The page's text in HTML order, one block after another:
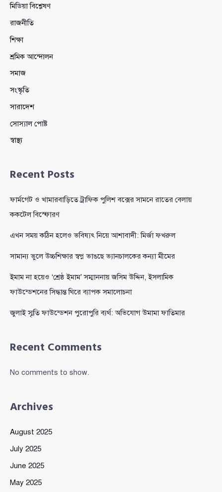
মিডিয়া বিশ্লেষণ
রাজনীতি
শিক্ষা
শ্রমিক আন্দোলন
সমাজ
সংস্কৃতি
সারাদেশ
সোস্যাল পোষ্ট
স্বাস্থ্য
Recent Posts
ফার্মগেট ও খামারবাড়িতে ট্রাফিক পুলিশ বক্সের সামনে রাতের বেলায়
ককটেল বিস্ফোরণ
এখন সময় কঠিন হলেও ভবিষ্যৎ নিয়ে আশাবাদী: মির্জা ফখরুল
সামান্য ভুলে উচ্চশিক্ষার স্বপ্ন ভাঙছে ভ্যানচালকের কন্যা মীমের
ইমাম না হয়েও ‘শ্রেষ্ঠ ইমাম’ সম্মাননায় জসিম উদ্দিন, ইসলামিক
ফাউন্ডেশনের সিদ্ধান্ত ঘিরে ব্যাপক সমালোচনা
জুলাই স্মৃতি ফাউন্ডেশন পুরোপুরি ব্যর্থ: অভিযোগ উমামা ফাতিমার
Recent Comments
No comments to show.
Archives
August 2025
July 2025
June 2025
May 2025